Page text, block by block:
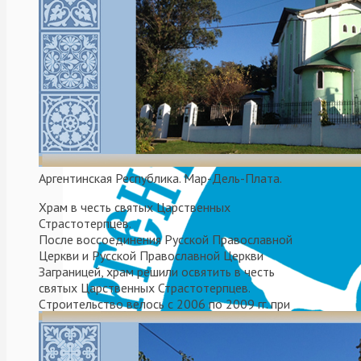
Аргентинская Республика. Мар-Дель-Плата.
Храм в честь святых Царственных
Страстотерпцев.
После воссоединения Русской Православной
Церкви и Русской Православной Церкви
Заграницей, храм решили освятить в честь
святых Царственных Страстотерпцев.
Cтроительствo велось с 2006 по 2009 гг. при
митрополите Платоне (Удовенко).
этапа
международного
конкурса
«Красота
Божьего
мира»